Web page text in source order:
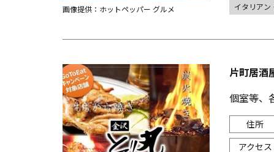
画像提供：ホットペッパー グルメ イタリアン
片町居酒
個室等、